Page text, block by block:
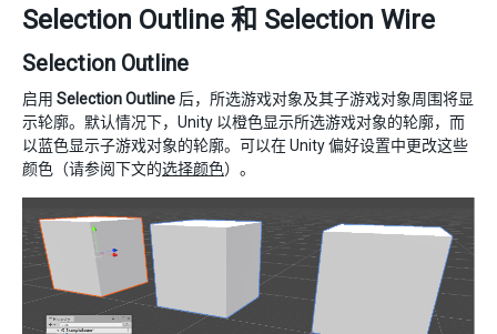
Selection Outline 和 Selection Wire
Selection Outline
启用 Selection Outline 后，所选游戏对象及其子游戏对象周围将显
示轮廓。默认情况下，Unity 以橙色显示所选游戏对象的轮廓，而
以蓝色显示子游戏对象的轮廓。可以在 Unity 偏好设置中更改这些
颜色（请参阅下文的选择颜色）。